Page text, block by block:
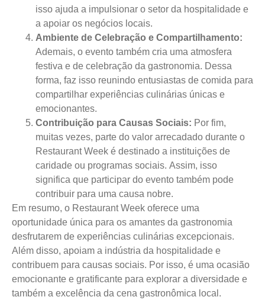
isso ajuda a impulsionar o setor da hospitalidade e
a apoiar os negócios locais.
Ambiente de Celebração e Compartilhamento:
Ademais, o evento também cria uma atmosfera
festiva e de celebração da gastronomia. Dessa
forma, faz isso reunindo entusiastas de comida para
compartilhar experiências culinárias únicas e
emocionantes.
Contribuição para Causas Sociais: Por fim,
muitas vezes, parte do valor arrecadado durante o
Restaurant Week é destinado a instituições de
caridade ou programas sociais. Assim, isso
significa que participar do evento também pode
contribuir para uma causa nobre.
Em resumo, o Restaurant Week oferece uma
oportunidade única para os amantes da gastronomia
desfrutarem de experiências culinárias excepcionais.
Além disso, apoiam a indústria da hospitalidade e
contribuem para causas sociais. Por isso, é uma ocasião
emocionante e gratificante para explorar a diversidade e
também a excelência da cena gastronômica local.